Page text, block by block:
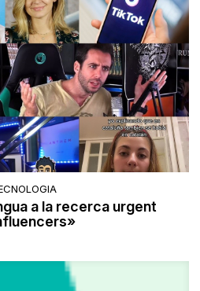
a la recerca urgent